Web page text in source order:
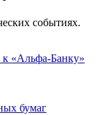
событиях.
к «Альфа-Банку»
бумаг